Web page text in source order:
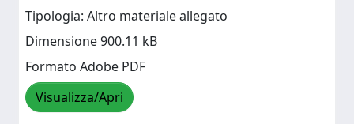
Tipologia: Altro materiale allegato
Dimensione 900.11 kB
Formato Adobe PDF
Visualizza/Apri